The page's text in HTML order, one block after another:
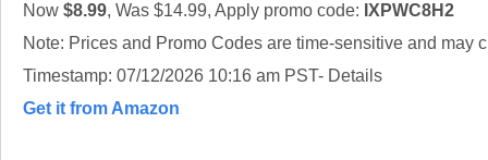
Now $8.99, Was $14.99, Apply promo code: IXPWC8H2
Note: Prices and Promo Codes are time-sensitive and may
Timestamp: 07/12/2026 10:16 am PST- Details
Get it from Amazon